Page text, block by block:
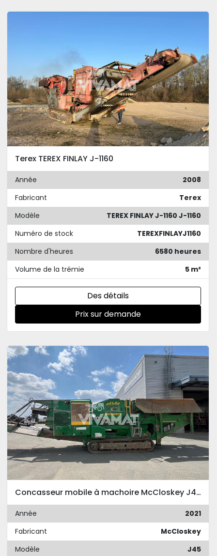
Terex TEREX FINLAY J-1160
Année
2008
Fabricant
Terex
Modèle
TEREX FINLAY J-1160 J-1160
Numéro de stock
TEREXFINLAYJ1160
Nombre d'heures
6580 heures
Volume de la trémie
5 m³
Des détails
Prix sur demande
Concasseur mobile à machoire McCloskey J45 2021
Année
2021
Fabricant
McCloskey
Modèle
J45